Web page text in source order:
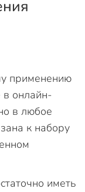
применению
в онлайн-
в любое
к набору
иметь